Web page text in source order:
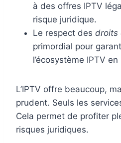
à des offres IPTV
risque juridique.
Le respect des droits
primordial pour
l’écosystème IPTV en
L’IPTV offre beaucoup,
prudent. Seuls les
Cela permet de profiter
risques juridiques.